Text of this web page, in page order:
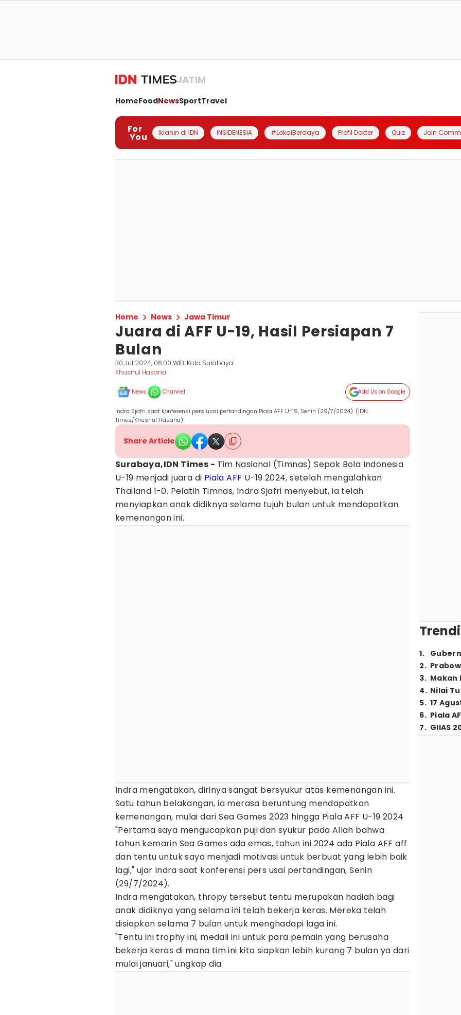
JATIM
HomeFoodNewsSportTravel
For
You Iklanin di IDN INSIDENESIA #LokalBerdaya Profil Dokter Quiz Join
Home News Jawa Timur
Juara di AFF U-19, Hasil Persiapan 7
Bulan
30 Jul 2024, 06:00 WIB Kota Surabaya
Khusnul Hasana
News Channel Add Us on Google
Indra Sjafri saat konferensi pers usai pertandingan Piala AFF U-19, Senin (29/7/2024). (IDN
Times/Khusnul Hasana)
Share Article
Surabaya,IDN Times - Tim Nasional (Timnas) Sepak Bola Indonesia
U-19 menjadi juara di Piala AFF U-19 2024, setelah mengalahkan
Thailand 1-0. Pelatih Timnas, Indra Sjafri menyebut, ia telah
menyiapkan anak didiknya selama tujuh bulan untuk mendapatkan
kemenangan ini.
Indra mengatakan, dirinya sangat bersyukur atas kemenangan ini.
Satu tahun belakangan, ia merasa beruntung mendapatkan
kemenangan, mulai dari Sea Games 2023 hingga Piala AFF U-19 2024
"Pertama saya mengucapkan puji dan syukur pada Allah bahwa
tahun kemarin Sea Games ada emas, tahun ini 2024 ada Piala AFF aff
dan tentu untuk saya menjadi motivasi untuk berbuat yang lebih baik
lagi," ujar Indra saat konferensi pers usai pertandingan, Senin
(29/7/2024).
Indra mengatakan, thropy tersebut tentu merupakan hadiah bagi
anak didiknya yang selama ini telah bekerja keras. Mereka telah
disiapkan selama 7 bulan untuk menghadapi laga ini.
"Tentu ini trophy ini, medali ini untuk para pemain yang berusaha
bekerja keras di mana tim ini kita siapkan lebih kurang 7 bulan ya dari
mulai januari," ungkap dia.
1.
2.
3. Makan
4. Nilai
5. 17
6. Piala
7. GIIAS